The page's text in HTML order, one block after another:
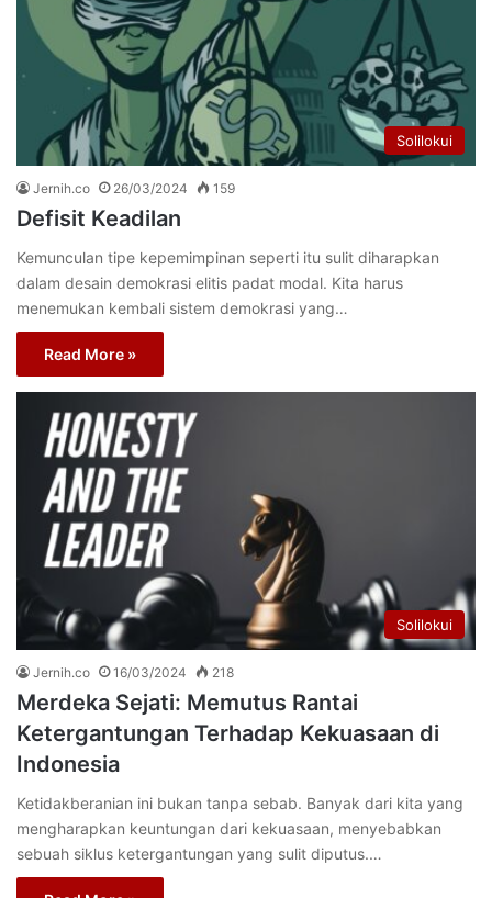
Solilokui
Jernih.co 26/03/2024 159
Defisit Keadilan
Kemunculan tipe kepemimpinan seperti itu sulit diharapkan
dalam desain demokrasi elitis padat modal. Kita harus
menemukan kembali sistem demokrasi yang…
Read More »
Solilokui
Jernih.co 16/03/2024 218
Merdeka Sejati: Memutus Rantai
Ketergantungan Terhadap Kekuasaan di
Indonesia
Ketidakberanian ini bukan tanpa sebab. Banyak dari kita yang
mengharapkan keuntungan dari kekuasaan, menyebabkan
sebuah siklus ketergantungan yang sulit diputus.…